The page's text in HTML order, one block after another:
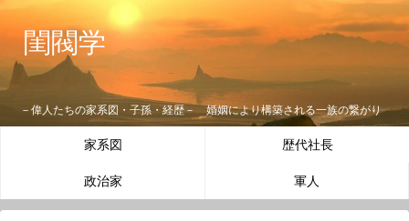
閨閥学
－偉人たちの家系図・子孫・経歴－ 婚姻により構築される一族の繋がり
家系図 歴代社長
政治家 軍人